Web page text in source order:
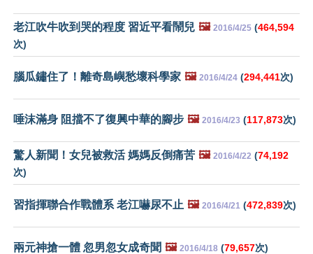
老江吹牛吹到哭的程度 習近平看鬧兒 🖼️ 2016/4/25 (464,594
次)
腦瓜鏽住了！離奇島嶼愁壞科學家 🖼️ 2016/4/24 (294,441次)
唾沫滿身 阻擋不了復興中華的腳步 🖼️ 2016/4/23 (117,873次)
驚人新聞！女兒被救活 媽媽反倒痛苦 🖼️ 2016/4/22 (74,192
次)
習指揮聯合作戰體系 老江嚇尿不止 🖼️ 2016/4/21 (472,839次)
兩元神搶一體 忽男忽女成奇聞 🖼️ 2016/4/18 (79,657次)